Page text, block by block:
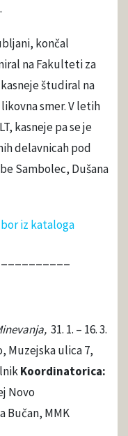
končal
na Fakulteti za
študiral na
smer. V letih
kasneje pa se je
delavnicah pod
Sambolec, Dušana
iz kataloga
31. 1. – 16. 3.
Muzejska ulica 7,
Koordinatorica:
Novo
Bučan, MMK